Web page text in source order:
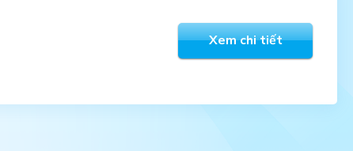
Xem chi tiết